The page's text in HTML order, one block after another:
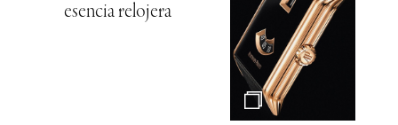
esencia relojera